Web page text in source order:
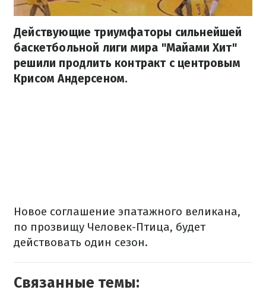
Действующие триумфаторы сильнейшей
баскетбольной лиги мира "Майами Хит"
решили продлить контракт с центровым
Крисом Андерсеном.
Новое соглашение эпатажного великана,
по прозвищу Человек-Птица, будет
действовать один сезон.
Связанные темы: